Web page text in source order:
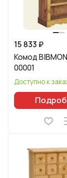
15 833 ₽
Комод
00001
Доступно к